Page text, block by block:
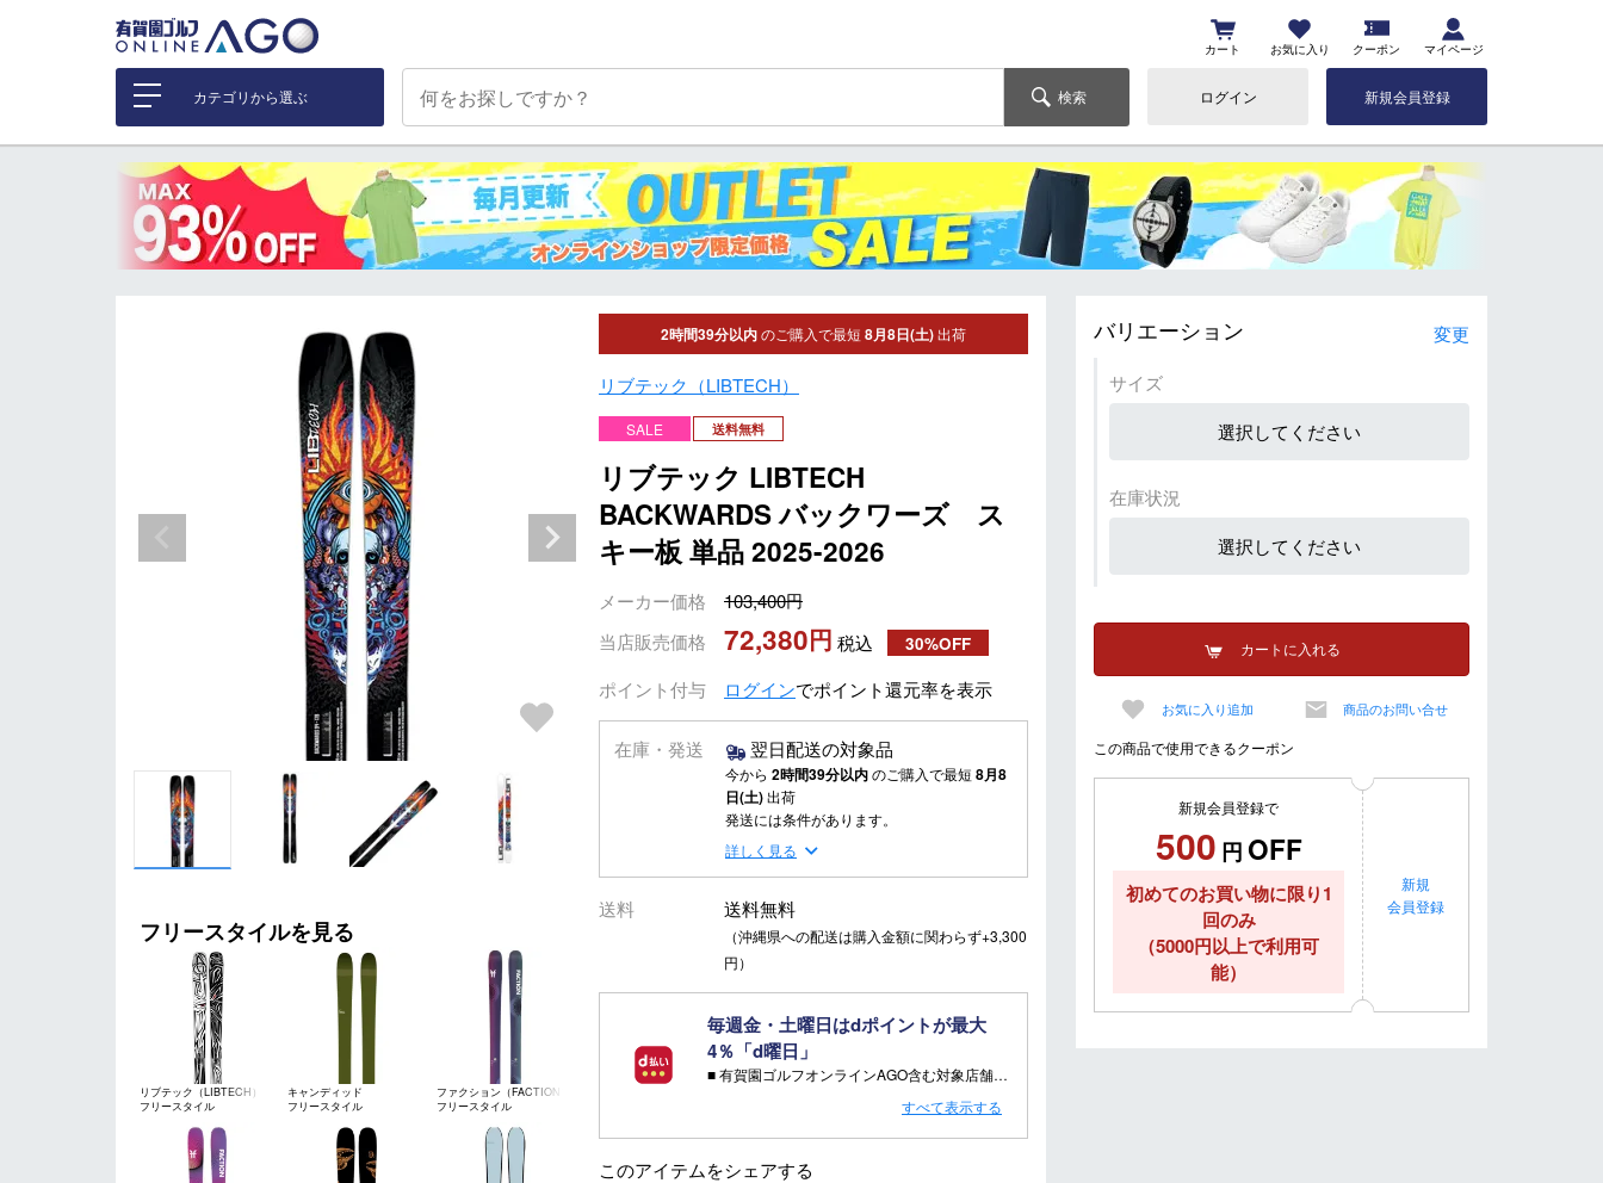
カート お気に入り クーポン マイページ
カテゴリから選ぶ 検索 ログイン 新規会員登録
フリースタイルを見る
リブテック（LIBTECH）
フリースタイル
キャンディッド
（CANDIDE）
フリースタイル
ファクション（FACTION）
フリースタイル
2時間39分以内のご購入で最短 8月8日(土)出荷
リブテック（LIBTECH）
SALE 送料無料
リブテック LIBTECH
BACKWARDS バックワーズ ス
キー板 単品 2025-2026
メーカー価格
103,400
当店販売価格
72,380 税込 30%OFF
ポイント付与 ログインでポイント還元率を表示
在庫・発送 翌日配送の対象品
今から 2時間39分以内のご購入で最短 8月8
日(土)出荷
発送には条件があります。
詳しく見る
送料 送料無料
（沖縄県への配送は購入金額に関わらず+3,300
円）
毎週金・土曜日はdポイントが最大
4％「d曜日」
■ 有賀園ゴルフオンラインAGO含む対象店舗で金・土曜日にd支払いをすると
■ キャンペーン期間：毎週 金・土曜日 AM 0:00 - PM 23:59
すべて表示する
このアイテムをシェアする
バリエーション
変更
サイズ
選択してください
在庫状況
選択してください
カートに入れる
お気に入り追加 商品のお問い合せ
この商品で使用できるクーポン
新規会員登録で
500 円 OFF
初めてのお買い物に限り1
回のみ
（5000円以上で利用可
能）
新規
会員登録